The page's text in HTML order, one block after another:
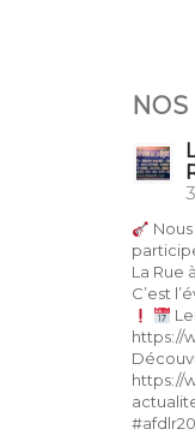
La Rue à
C’est
https://
https://